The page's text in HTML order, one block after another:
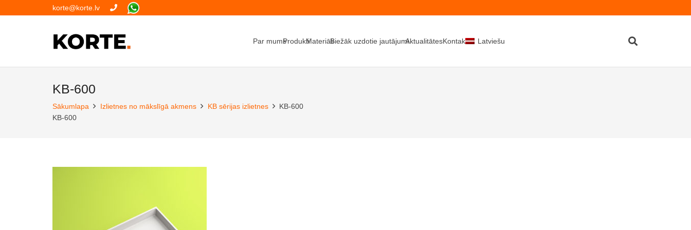
korte@korte.lv
Par mumsProduktiMateriāliBiežāk uzdotie jautājumiAktualitātesKontakti Latviešu
KB-600
Sākumlapa Izlietnes no mākslīgā akmens KB sērijas izlietnes
KB-600
KB-600